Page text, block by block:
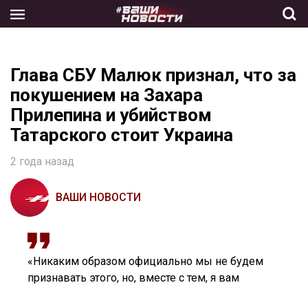
the
Глава СБУ Малюк признал, что за
покушением на Захара
Прилепина и убийством
Татарского стоит Украина
2 года назад
ВАШИ НОВОСТИ
«Никаким образом официально мы не будем
признавать этого, но, вместе с тем, я вам